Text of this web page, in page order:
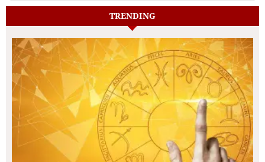
TRENDING